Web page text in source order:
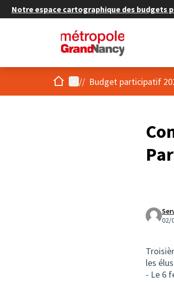
Notre espace cartographique des budgets
AccueilMenu principal
// Budget participatif
02/
les
- Le 6